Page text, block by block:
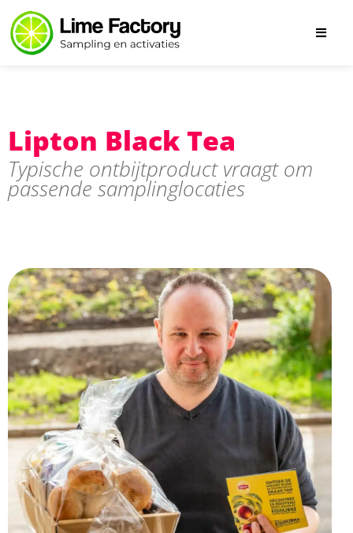
Lipton Black Tea
Typische ontbijtproduct vraagt om
passende samplinglocaties